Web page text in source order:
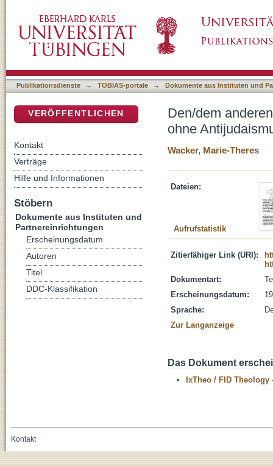
Publikationsdienste → TOBIAS-portale → Dokumente aus Instituten und
Den/dem
ohne
Wacker, Marie-Theres
Dateien:
Aufrufstatistik
Zitierfähiger Link (URI):
Dokumentart:
Erscheinungsdatum:
Sprache:
Zur Langanzeige
Das Dokument
IxTheo / FID Theology
VERÖFFENTLICHEN
Kontakt
Verträge
Hilfe und Informationen
Stöbern
Dokumente aus Instituten und
Partnereinrichtungen
Erscheinungsdatum
Autoren
Titel
DDC-Klassifikation
Kontakt